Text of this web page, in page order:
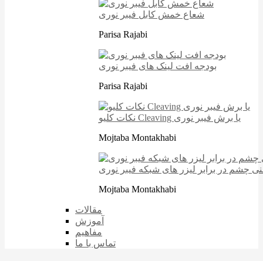
شعاع خمش کابل فیبر نوری
Parisa Rajabi
بودجه افت لینک های فیبر نوری
Parisa Rajabi
نکات کلیو Cleaving یا برش فیبر نوری
Mojtaba Montakhabi
چشم در برابر لیزر های شبکه فیبر نوری
Mojtaba Montakhabi
مقالات
آموزش
مفاهیم
تماس با ما